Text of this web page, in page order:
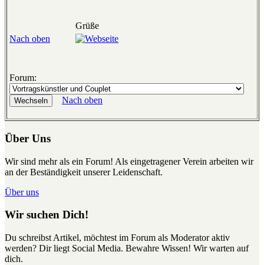
Grüße
Nach oben
Forum:
Nach oben
Über Uns
Wir sind mehr als ein Forum! Als eingetragener Verein arbeiten wir
an der Beständigkeit unserer Leidenschaft.
Über uns
Wir suchen Dich!
Du schreibst Artikel, möchtest im Forum als Moderator aktiv
werden? Dir liegt Social Media. Bewahre Wissen! Wir warten auf
dich.